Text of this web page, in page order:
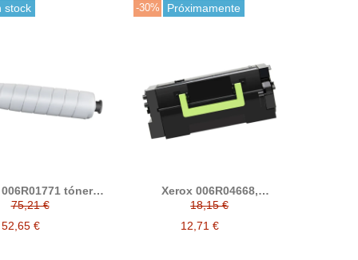
stock
tóner
(Xerox AltaLink
B8155, B8170,
B8245, B8255,
B8270)
75,21 €
52,65 €
-30% Próximamente
Xerox 006R04668,
006R04670 tóner
compatible (Xerox
VersaLink B620, B625)
18,15 €
12,71 €